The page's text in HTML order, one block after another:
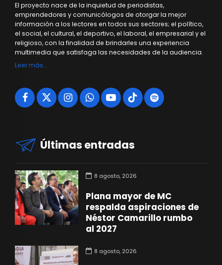
El proyecto nace de la inquietud de periodistas,
emprendedores y comunicólogos de otorgar la mejor
información a los lectores en todos sus sectores; el político,
el social, el cultural, el deportivo, el laboral, el empresarial y el
religioso, con la finalidad de brindarles una experiencia
multimedia que satisfaga las necesidades de la audiencia.
Leer más…
Últimas entradas
8 agosto, 2026
Plana mayor de MC
respalda aspiraciones de
Néstor Camarillo rumbo
al 2027
8 agosto, 2026